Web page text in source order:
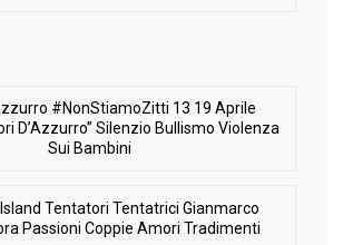
#NonStiamoZitti 13 19 Aprile
D’Azzurro” Silenzio Bullismo Violenza
Sui Bambini
Tentatori Tentatrici Gianmarco
Passioni Coppie Amori Tradimenti